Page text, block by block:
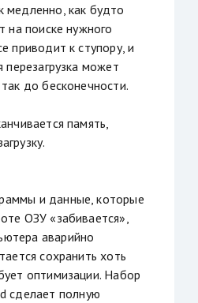
медленно, как будто
на поиске нужного
приводит к ступору, и
перезагрузка может
до бесконечности.
память,
и данные, которые
ОЗУ «забивается»,
аварийно
сохранить хоть
оптимизации. Набор
сделает полную